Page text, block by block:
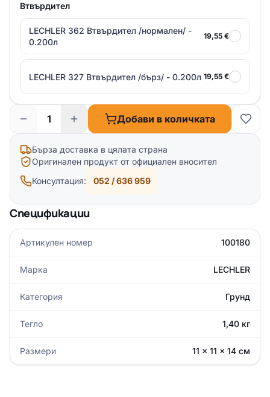
Втвърдител
LECHLER 362 Втвърдител /нормален/ -
0.200л
19,55 €
LECHLER 327 Втвърдител /бърз/ - 0.200л 19,55 €
Добави в количката
Бърза доставка в цялата страна
Оригинален продукт от официален вносител
Консултация:
052 / 636 959
Спецификации
Артикулен номер 100180
Марка LECHLER
Категория Грунд
Тегло 1,40 кг
Размери 11 × 11 × 14 см